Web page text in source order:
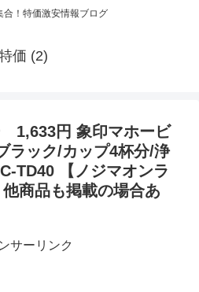
合！特価激安情報ブログ
価 (2)
1,633円 象印マホービ
ラック/カップ4杯分/浄
TD40 【ノジマオンラ
商品も掲載の場合あ
サーリンク